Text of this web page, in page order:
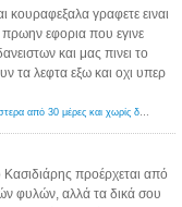
κουραφεξαλα γραφετε ειναι
πρωην εφορια που εγινε
και μας πινει το
τα λεφτα εξω και οχι υπερ
Εφορία: Κατάσχονται όλα ύστερα από 30 μέρες και χωρίς δικαστικές αποφάσεις - Λόγιος Ερμής
προέρχεται από
φυλών, αλλά τα δικά σου